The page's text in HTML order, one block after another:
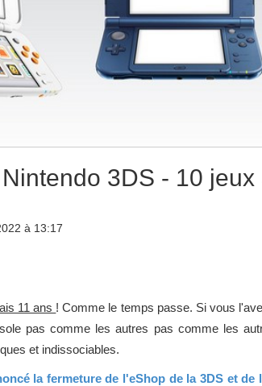
3DS - 10
à 13:17
11 ans ! Comme le temps passe. Si vous
pas comme les autres pas comme les
et indissociables.
la fermeture de l'eShop de la 3DS et de